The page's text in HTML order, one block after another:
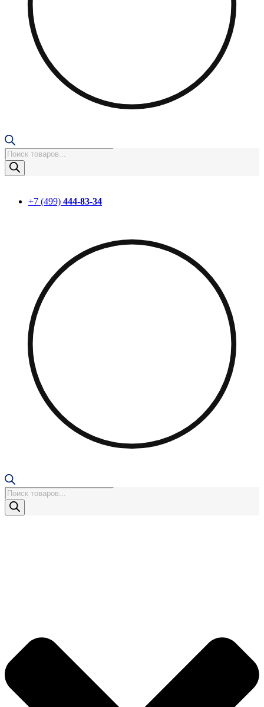
Поиск
товаров
+7 (499) 444-83-34
Поиск
товаров